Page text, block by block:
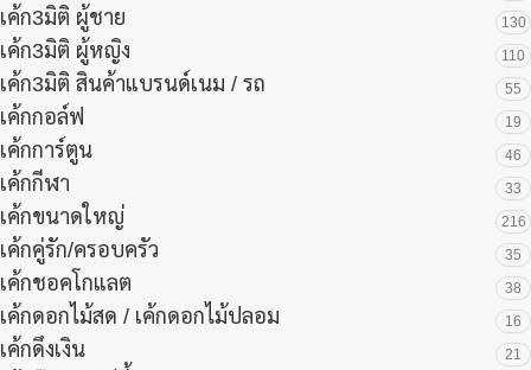
เค้ก3มิติ ผู้ชาย 130
เค้ก3มิติ ผู้หญิง 110
เค้ก3มิติ สินค้าแบรนด์เนม / รถ 55
เค้กกอล์ฟ 19
เค้กการ์ตูน 46
เค้กกีฬา 33
เค้กขนาดใหญ่ 216
เค้กคู่รัก/ครอบครัว 35
เค้กชอคโกแลต 38
เค้กดอกไม้สด / เค้กดอกไม้ปลอม 16
เค้กดึงเงิน 21